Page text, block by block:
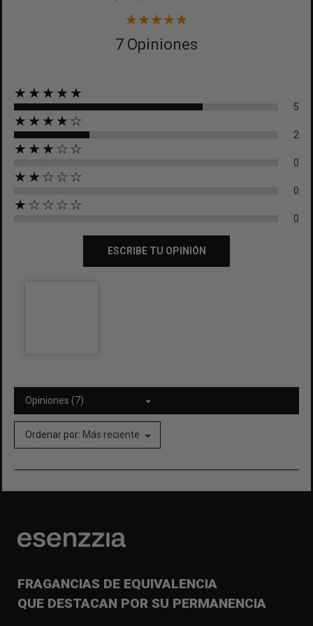
7 Opiniones
★★★★★
5
★★★★☆
2
★★★☆☆
0
★★☆☆☆
0
★☆☆☆☆
0
ESCRIBE TU OPINIÓN
Opiniones (7)
Ordenar por: Más reciente
FRAGANCIAS DE EQUIVALENCIA
QUE DESTACAN POR SU PERMANENCIA